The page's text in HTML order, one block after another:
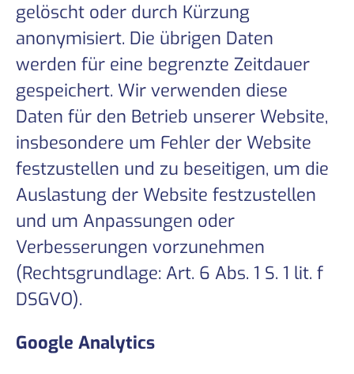
gelöscht oder durch Kürzung
anonymisiert. Die übrigen Daten
werden für eine begrenzte Zeitdauer
gespeichert. Wir verwenden diese
Daten für den Betrieb unserer Website,
insbesondere um Fehler der Website
festzustellen und zu beseitigen, um die
Auslastung der Website festzustellen
und um Anpassungen oder
Verbesserungen vorzunehmen
(Rechtsgrundlage: Art. 6 Abs. 1 S. 1 lit. f
DSGVO).
Google Analytics